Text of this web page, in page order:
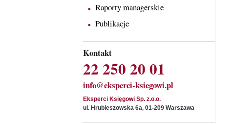
Raporty managerskie
Publikacje
Kontakt
22 250 20 01
info@eksperci-ksiegowi.pl
Eksperci Księgowi Sp. z.o.o.
ul. Hrubieszowska 6a, 01-209 Warszawa